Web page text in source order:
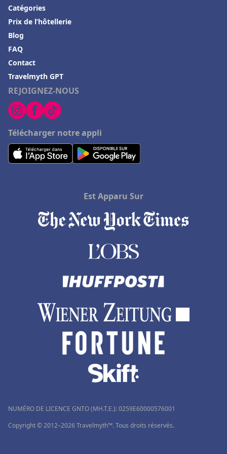
Hôtels de style boutique à Uluwatu
Hôtels de style boutique à Ljubljana
Hôtels de style boutique en Tunisie
Hôtels de style boutique à Cotswolds
Hôtels de style boutique à Harrogate
Hôtels de style boutique à Naxos
Hôtels de style boutique en Inde
Hôtels de style boutique à Beverly Hills
Hôtels de style boutique à Udaipur
Hôtels de style boutique dans le Maine
REJOIGNEZ-NOUS
Télécharger notre appli
Catégories
Prix de l’hôtellerie
Blog
FAQ
Contact
Travelmyth GPT
Est Apparu Sur
NUMÉRO DE LICENCE GNTO (MH.T.E.): 0259Ε60000576001
Copyright © 2012–2026 Travelmyth™. Tous droits réservés.